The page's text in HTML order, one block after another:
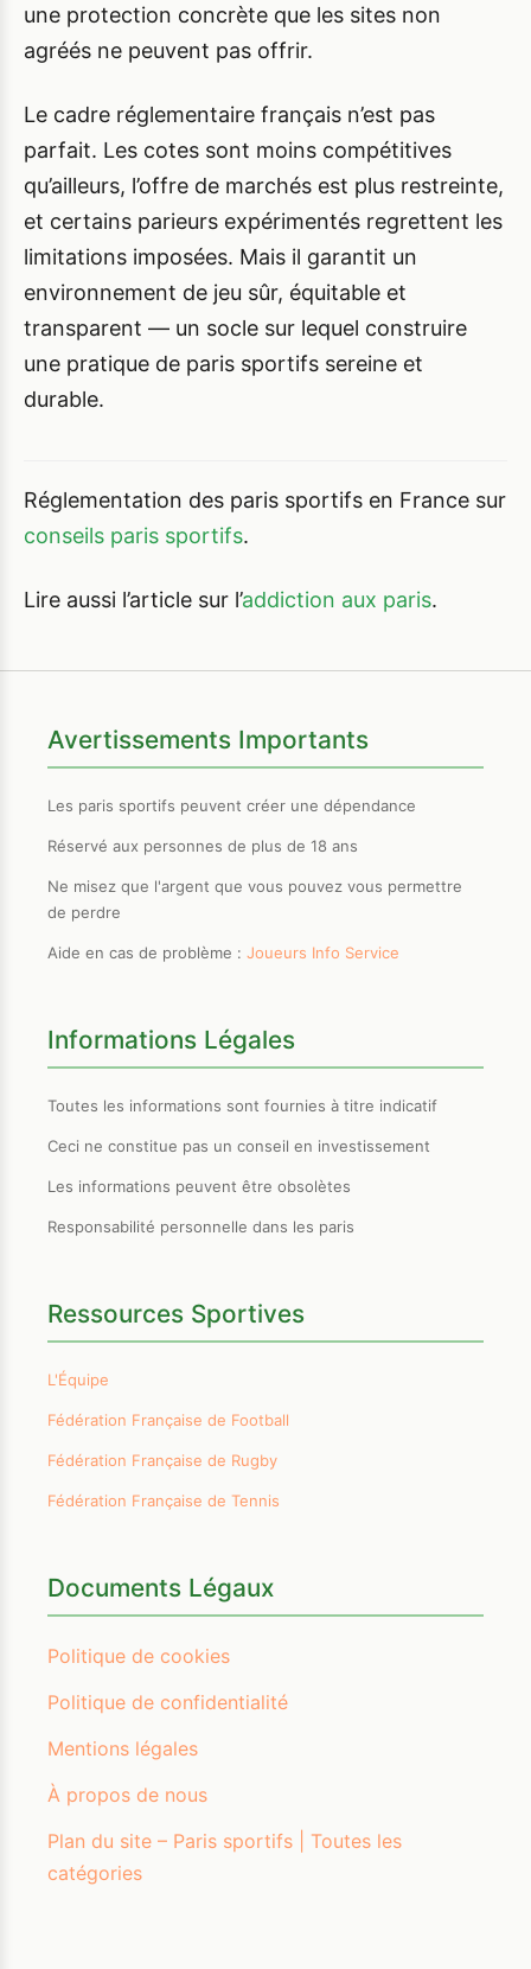
une protection concrète que les sites non
agréés ne peuvent pas offrir.
Le cadre réglementaire français n’est pas
parfait. Les cotes sont moins compétitives
qu’ailleurs, l’offre de marchés est plus restreinte,
et certains parieurs expérimentés regrettent les
limitations imposées. Mais il garantit un
environnement de jeu sûr, équitable et
transparent — un socle sur lequel construire
une pratique de paris sportifs sereine et
durable.
Réglementation des paris sportifs en France sur
conseils paris sportifs.
Lire aussi l’article sur l’addiction aux paris.
Avertissements Importants
Les paris sportifs peuvent créer une dépendance
Réservé aux personnes de plus de 18 ans
Ne misez que l'argent que vous pouvez vous permettre
de perdre
Aide en cas de problème : Joueurs Info Service
Informations Légales
Toutes les informations sont fournies à titre indicatif
Ceci ne constitue pas un conseil en investissement
Les informations peuvent être obsolètes
Responsabilité personnelle dans les paris
Ressources Sportives
L'Équipe
Fédération Française de Football
Fédération Française de Rugby
Fédération Française de Tennis
Documents Légaux
Politique de cookies
Politique de confidentialité
Mentions légales
À propos de nous
Plan du site – Paris sportifs | Toutes les
catégories